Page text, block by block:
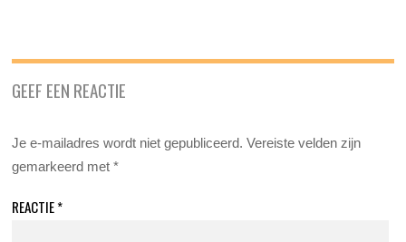
GEEF EEN REACTIE
Je e-mailadres wordt niet gepubliceerd. Vereiste velden zijn
gemarkeerd met*
REACTIE*